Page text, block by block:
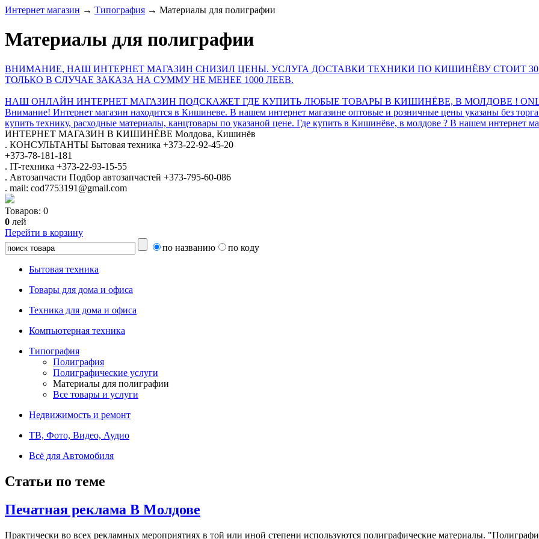
Интернет магазин → Типография → Материалы для полиграфии
Материалы для полиграфии
ВНИМАНИЕ, НАШ ИНТЕРНЕТ МАГАЗИН СНИЗИЛ ЦЕНЫ. УСЛУГА ДОСТАВКИ ТЕХНИКИ ПО КИШИНЁВУ СТОИТ
ТОЛЬКО В СЛУЧАЕ ЗАКАЗА НА СУММУ НЕ МЕНЕЕ 1000 ЛЕЕВ.
НАШ ОНЛАЙН ИНТЕРНЕТ МАГАЗИН ПОДСКАЖЕТ ГДЕ КУПИТЬ ЛЮБЫЕ ТОВАРЫ В КИШИНЁВЕ, В МОЛДОВЕ ! ONLINE
Внимание! Интернет магазин находится в Кишиневе. В нашем интернет магазине оптовые и розничные цены указаны без
купить технику, расходные материалы, канцтовары по указаной цене. Где купить в Кишинёве, в молдове ? В нашем интернет
ИНТЕРНЕТ МАГАЗИН В КИШИНЁВЕ Молдова, Кишинёв
. КОНСУЛЬТАНТЫ Бытовая техника +373-22-92-45-20
+373-78-181-181
. IT-техника +373-22-93-15-55
. Автозапчасти Подбор автозапчастей +373-795-60-086
. mail: cod7753191@gmail.com
Товаров: 0
0 лей
Перейти в корзину
по названию
по коду
Бытовая техника
Товары для дома и офиса
Техника для дома и офиса
Компьютерная техника
Типография
Полиграфия
Полиграфические услуги
Материалы для полиграфии
Все товары и услуги
Недвижимость и ремонт
ТВ, Фото, Видео, Аудио
Всё для Автомобиля
Статьи по теме
Печатная реклама В Молдове
Практически во всех рекламных мероприятиях в той или иной степени используются полиграфические материалы.